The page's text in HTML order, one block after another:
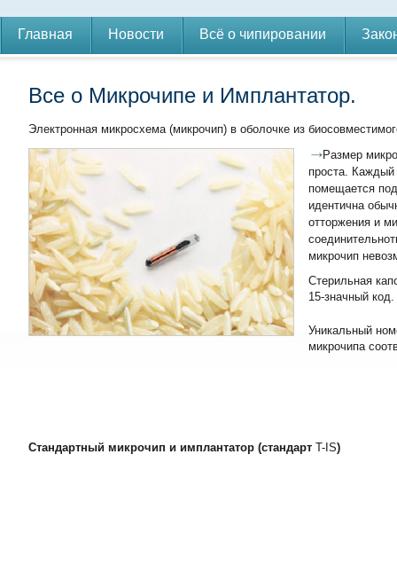
Главная Новости Всё о чипировании
Все о Микрочипе и Имплантатор.
Электронная микросхема (микрочип) в оболочке из
Размер
проста.
помещается
идентична
отторжения и
микрочип
Стерильная
15-значный код.
Уникальный
микрочипа
Стандартный микрочип и имплантатор (стандарт T-IS)